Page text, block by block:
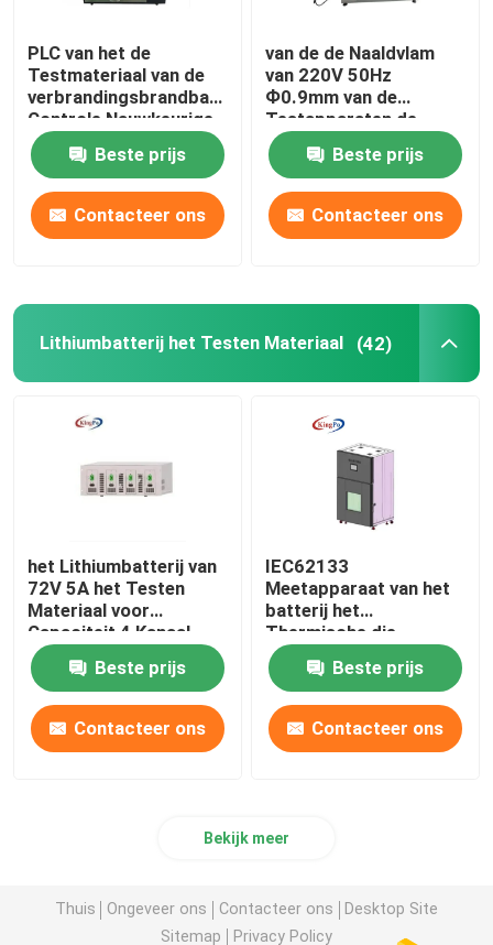
PLC van het de
Testmateriaal van de
verbrandingsbrandbaarheid
Controle Nauwkeurige
Timing
Beste prijs
Contacteer ons
van de de Naaldvlam
van 220V 50Hz
Ф0.9mm van de
Testapparaten de
Debietmeteraanpassing
Beste prijs
Contacteer ons
Lithiumbatterij het Testen Materiaal (42)
het Lithiumbatterij van
72V 5A het Testen
Materiaal voor
Capaciteit 4 Kanaal
Beste prijs
Contacteer ons
IEC62133
Meetapparaat van het
batterij het
Thermische die
Misbruik met
Universeel Wiel wordt
geïnstalleerd
Beste prijs
Contacteer ons
Bekijk meer
Thuis Ongeveer ons Contacteer ons
Desktop Site
Sitemap
Privacy Policy